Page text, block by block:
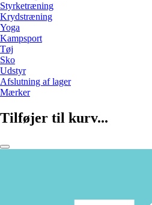
Styrketræning
Krydstræning
Yoga
Kampsport
Tøj
Sko
Udstyr
Afslutning af lager
Mærker
Tilføjer til kurv...